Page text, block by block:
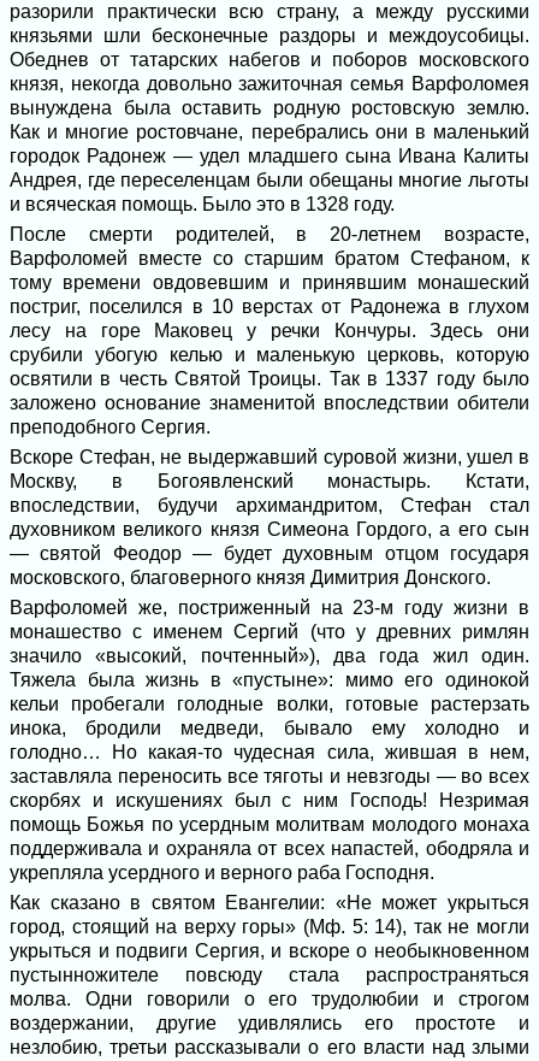
разорили практически всю страну, а между русскими
князьями шли бесконечные раздоры и междоусобицы.
Обеднев от татарских набегов и поборов московского
князя, некогда довольно зажиточная семья Варфоломея
вынуждена была оставить родную ростовскую землю.
Как и многие ростовчане, перебрались они в маленький
городок Радонеж — удел младшего сына Ивана Калиты
Андрея, где переселенцам были обещаны многие льготы
и всяческая помощь. Было это в 1328 году.
После смерти родителей, в 20-летнем возрасте,
Варфоломей вместе со старшим братом Стефаном, к
тому времени овдовевшим и принявшим монашеский
постриг, поселился в 10 верстах от Радонежа в глухом
лесу на горе Маковец у речки Кончуры. Здесь они
срубили убогую келью и маленькую церковь, которую
освятили в честь Святой Троицы. Так в 1337 году было
заложено основание знаменитой впоследствии обители
преподобного Сергия.
Вскоре Стефан, не выдержавший суровой жизни, ушел в
Москву, в Богоявленский монастырь. Кстати,
впоследствии, будучи архимандритом, Стефан стал
духовником великого князя Симеона Гордого, а его сын
— святой Феодор — будет духовным отцом государя
московского, благоверного князя Димитрия Донского.
Варфоломей же, постриженный на 23-м году жизни в
монашество с именем Сергий (что у древних римлян
значило «высокий, почтенный»), два года жил один.
Тяжела была жизнь в «пустыне»: мимо его одинокой
кельи пробегали голодные волки, готовые растерзать
инока, бродили медведи, бывало ему холодно и
голодно… Но какая-то чудесная сила, жившая в нем,
заставляла переносить все тяготы и невзгоды — во всех
скорбях и искушениях был с ним Господь! Незримая
помощь Божья по усердным молитвам молодого монаха
поддерживала и охраняла от всех напастей, ободряла и
укрепляла усердного и верного раба Господня.
Как сказано в святом Евангелии: «Не может укрыться
город, стоящий на верху горы» (Мф. 5: 14), так не могли
укрыться и подвиги Сергия, и вскоре о необыкновенном
пустынножителе повсюду стала распространяться
молва. Одни говорили о его трудолюбии и строгом
воздержании, другие удивлялись его простоте и
незлобию, третьи рассказывали о его власти над злыми